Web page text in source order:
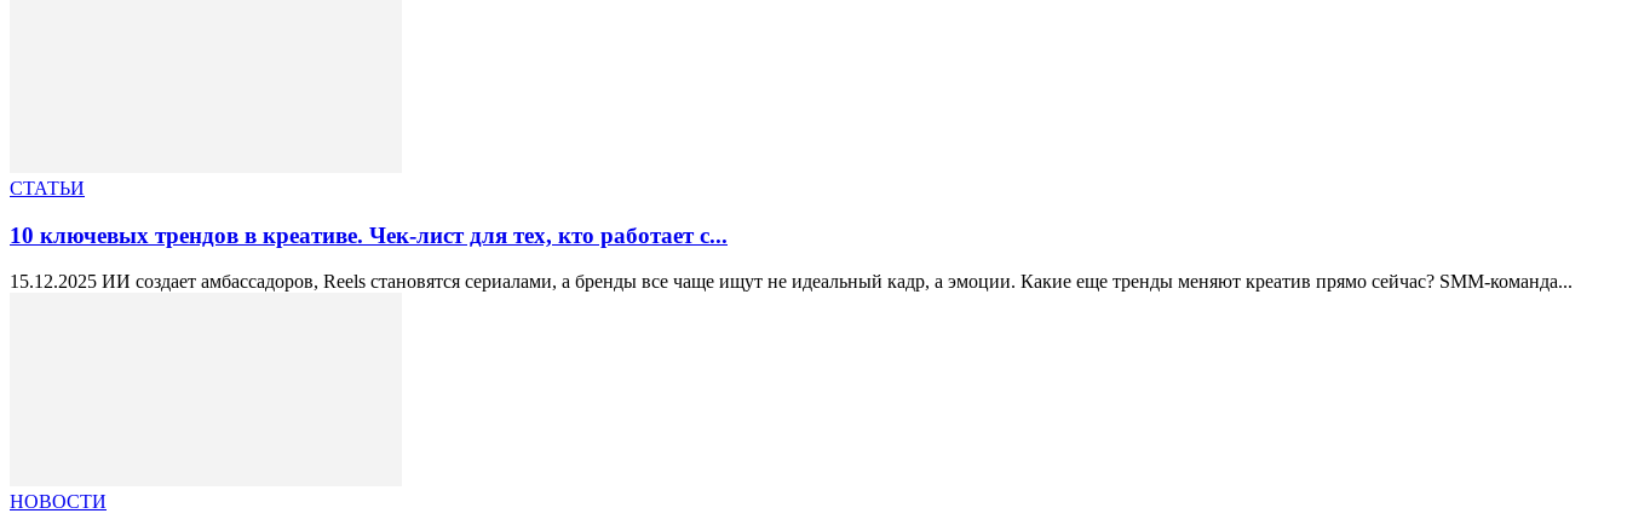
СТАТЬИ
10 ключевых трендов в креативе. Чек-лист для тех, кто работает с...
15.12.2025 ИИ создает амбассадоров, Reels становятся сериалами, а бренды все чаще ищут не идеальный кадр, а эмоции. Какие еще тренды меняют креатив прямо сейчас? SMM-команда...
НОВОСТИ